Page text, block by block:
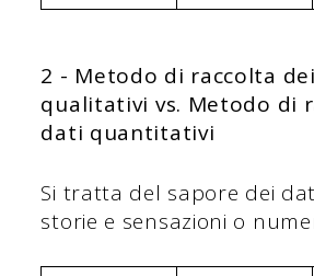
2 - Metodo di raccolta
qualitativi vs. Metodo di
dati quantitativi
Si tratta del sapore dei
storie e sensazioni o